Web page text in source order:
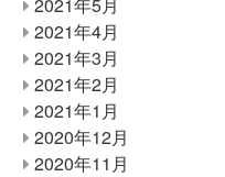
2021年4月
2021年3月
2021年2月
2021年1月
2020年12月
2020年11月